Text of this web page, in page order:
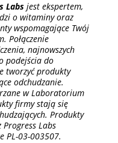
Labs jest ekspertem,
o witaminy oraz
wspomagające Twój
Połączenie
najnowszych
podejścia do
tworzyć produkty
odchudzanie.
w Laboratorium
firmy stają się
Produkty
Labs
PL-03-003507.